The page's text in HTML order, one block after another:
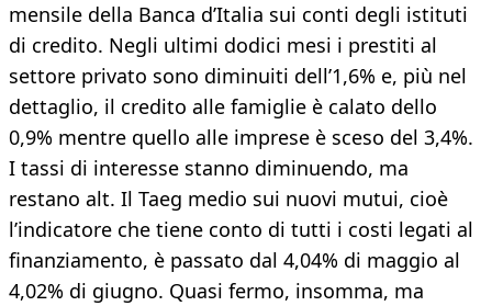
mensile della Banca d’Italia sui conti degli istituti
di credito. Negli ultimi dodici mesi i prestiti al
settore privato sono diminuiti dell’1,6% e, più nel
dettaglio, il credito alle famiglie è calato dello
0,9% mentre quello alle imprese è sceso del 3,4%.
I tassi di interesse stanno diminuendo, ma
restano alt. Il Taeg medio sui nuovi mutui, cioè
l’indicatore che tiene conto di tutti i costi legati al
finanziamento, è passato dal 4,04% di maggio al
4,02% di giugno. Quasi fermo, insomma, ma